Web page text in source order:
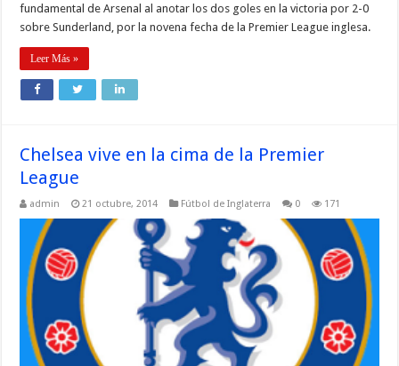
fundamental de Arsenal al anotar los dos goles en la victoria por 2-0
sobre Sunderland, por la novena fecha de la Premier League inglesa.
Leer Más »
Chelsea vive en la cima de la Premier
League
admin 21 octubre, 2014 Fútbol de Inglaterra 0 171